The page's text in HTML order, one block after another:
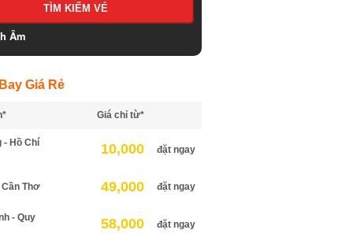
Âm
Giá Rẻ
Giá chỉ từ*
Hồ Chí
10,000 đặt ngay
Thơ 49,000 đặt ngay
- Quy
58,000 đặt ngay